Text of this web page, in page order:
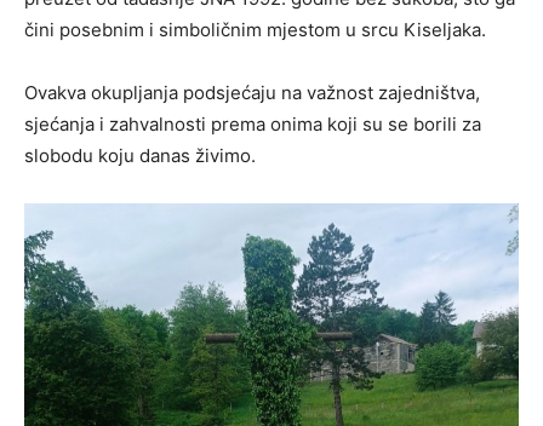
čini posebnim i simboličnim mjestom u srcu Kiseljaka.
Ovakva okupljanja podsjećaju na važnost zajedništva,
sjećanja i zahvalnosti prema onima koji su se borili za
slobodu koju danas živimo.